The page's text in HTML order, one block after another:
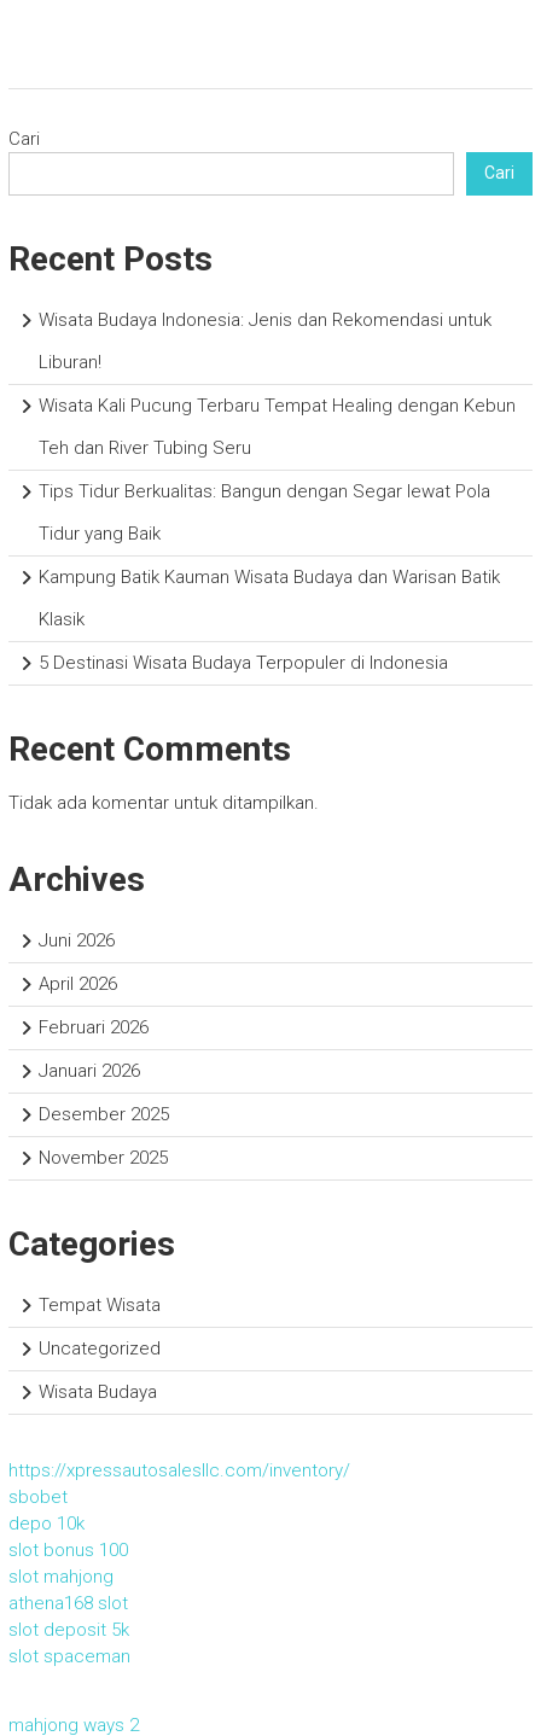
Cari
Cari
Recent Posts
Wisata Budaya Indonesia: Jenis dan Rekomendasi untuk
Liburan!
Wisata Kali Pucung Terbaru Tempat Healing dengan Kebun
Teh dan River Tubing Seru
Tips Tidur Berkualitas: Bangun dengan Segar lewat Pola
Tidur yang Baik
Kampung Batik Kauman Wisata Budaya dan Warisan Batik
Klasik
5 Destinasi Wisata Budaya Terpopuler di Indonesia
Recent Comments
Tidak ada komentar untuk ditampilkan.
Archives
Juni 2026
April 2026
Februari 2026
Januari 2026
Desember 2025
November 2025
Categories
Tempat Wisata
Uncategorized
Wisata Budaya
https://xpressautosalesllc.com/inventory/
sbobet
depo 10k
slot bonus 100
slot mahjong
athena168 slot
slot deposit 5k
slot spaceman
mahjong ways 2